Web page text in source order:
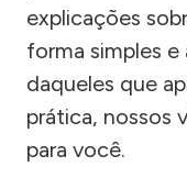
explicações
forma simples e
daqueles que
prática, nossos
para você.